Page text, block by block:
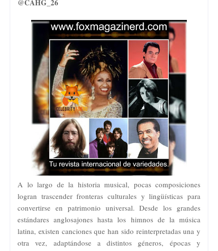
@CAHG_26
A lo largo de la historia musical, pocas composiciones
logran trascender fronteras culturales y lingüísticas para
convertirse en patrimonio universal. Desde los grandes
estándares anglosajones hasta los himnos de la música
latina, existen canciones que han sido reinterpretadas una y
otra vez, adaptándose a distintos géneros, épocas y